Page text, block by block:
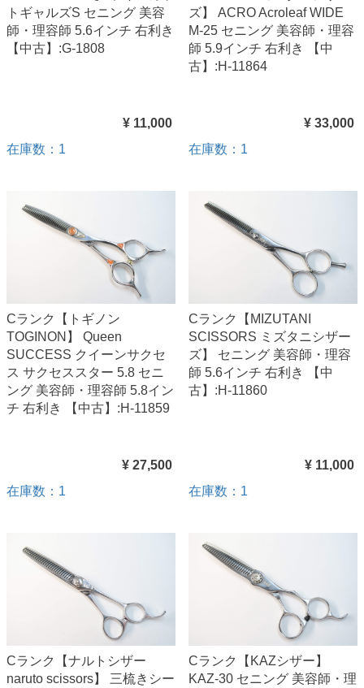
トギャルズS セニング 美容
師・理容師 5.6インチ 右利き
【中古】:G-1808
¥ 11,000
在庫数：1
ズ】 ACRO Acroleaf WIDE
M-25 セニング 美容師・理容
師 5.9インチ 右利き 【中
古】:H-11864
¥ 33,000
在庫数：1
Cランク【トギノン
TOGINON】 Queen
SUCCESS クイーンサクセ
ス サクセススター 5.8 セニ
ング 美容師・理容師 5.8イン
チ 右利き 【中古】:H-11859
¥ 27,500
在庫数：1
Cランク【MIZUTANI
SCISSORS ミズタニシザー
ズ】 セニング 美容師・理容
師 5.6インチ 右利き 【中
古】:H-11860
¥ 11,000
在庫数：1
Cランク【ナルトシザー
naruto scissors】 三梳きシー
Cランク【KAZシザー】
KAZ-30 セニング 美容師・理